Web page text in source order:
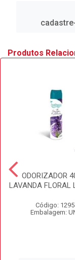
Produtos
ODORIZADOR
LAVANDA FLORAL
Código:
Embalagem: